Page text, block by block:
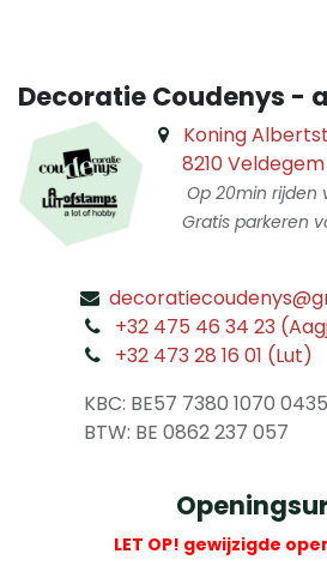
Decoratie Coudenys -
Koning
8210
Op 20min rijden
Gratis parkeren
+32 475 46 34 23
+32 473 28 16 01 (Lut)
KBC: BE57 7380 1070 0435
​ BTW: BE 0862 237 057
LET OP! gewijzigde